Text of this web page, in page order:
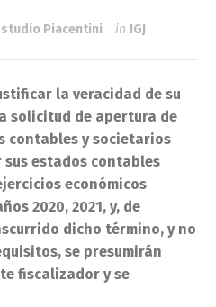
Piacentini in IGJ
la veracidad de su
solicitud de apertura de
contables y societarios
estados contables
económicos
2020, 2021, y, de
dicho término, y no
se presumirán
fiscalizador y se